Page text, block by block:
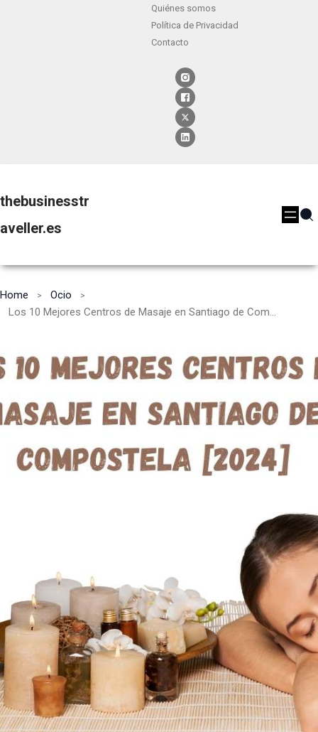
Quiénes somos
Política de Privacidad
Contacto
thebusinesstr
aveller.es
Home
Ocio
Los 10 Mejores Centros de Masaje en Santiago de Compostela [2024]